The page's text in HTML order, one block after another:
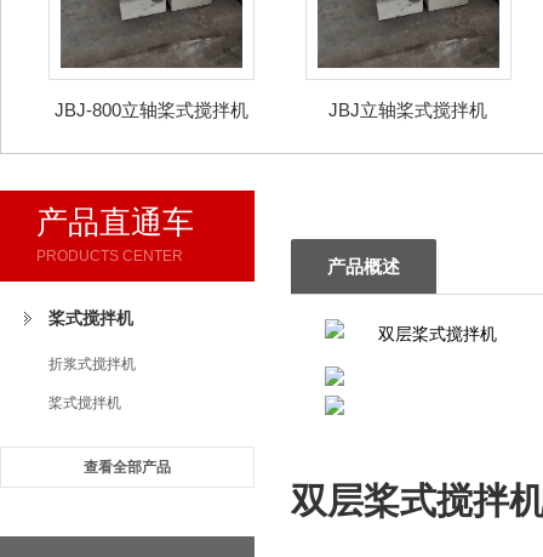
JBJ-800立轴桨式搅拌机 JBJ立轴桨式搅拌机
产品直通车
PRODUCTS CENTER
桨式搅拌机
折浆式搅拌机
桨式搅拌机
查看全部产品
产品概述
双层桨式搅拌